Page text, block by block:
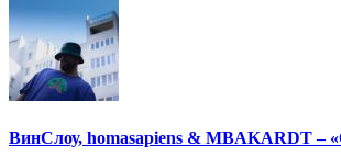
ВинСлоу, homasapiens & MBAKARDT –